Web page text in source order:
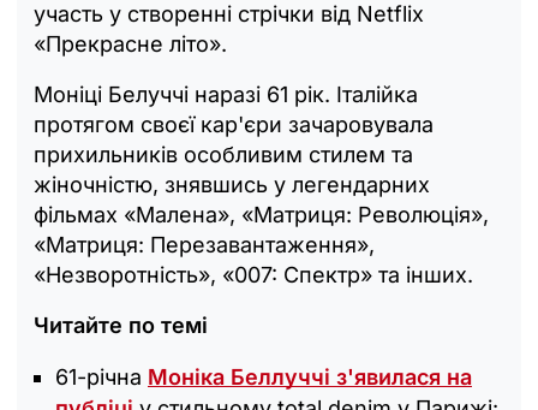
участь у створенні стрічки від Netflix
«Прекрасне літо».
Моніці Белуччі наразі 61 рік. Італійка
протягом своєї кар'єри зачаровувала
прихильників особливим стилем та
жіночністю, знявшись у легендарних
фільмах «Малена», «Матриця: Революція»,
«Матриця: Перезавантаження»,
«Незворотність», «007: Спектр» та інших.
Читайте по темі
61-річна Моніка Беллуччі з'явилася на